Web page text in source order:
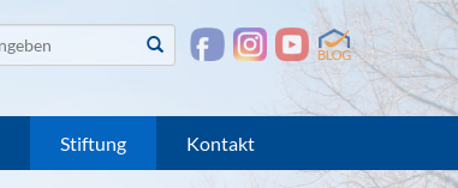
Suchen
Stiftung Kontakt